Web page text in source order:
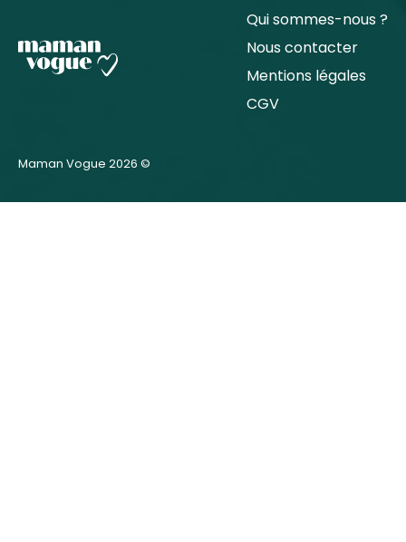
Qui sommes-nous ?
Nous contacter
Mentions légales
CGV
Maman Vogue 2026 ©